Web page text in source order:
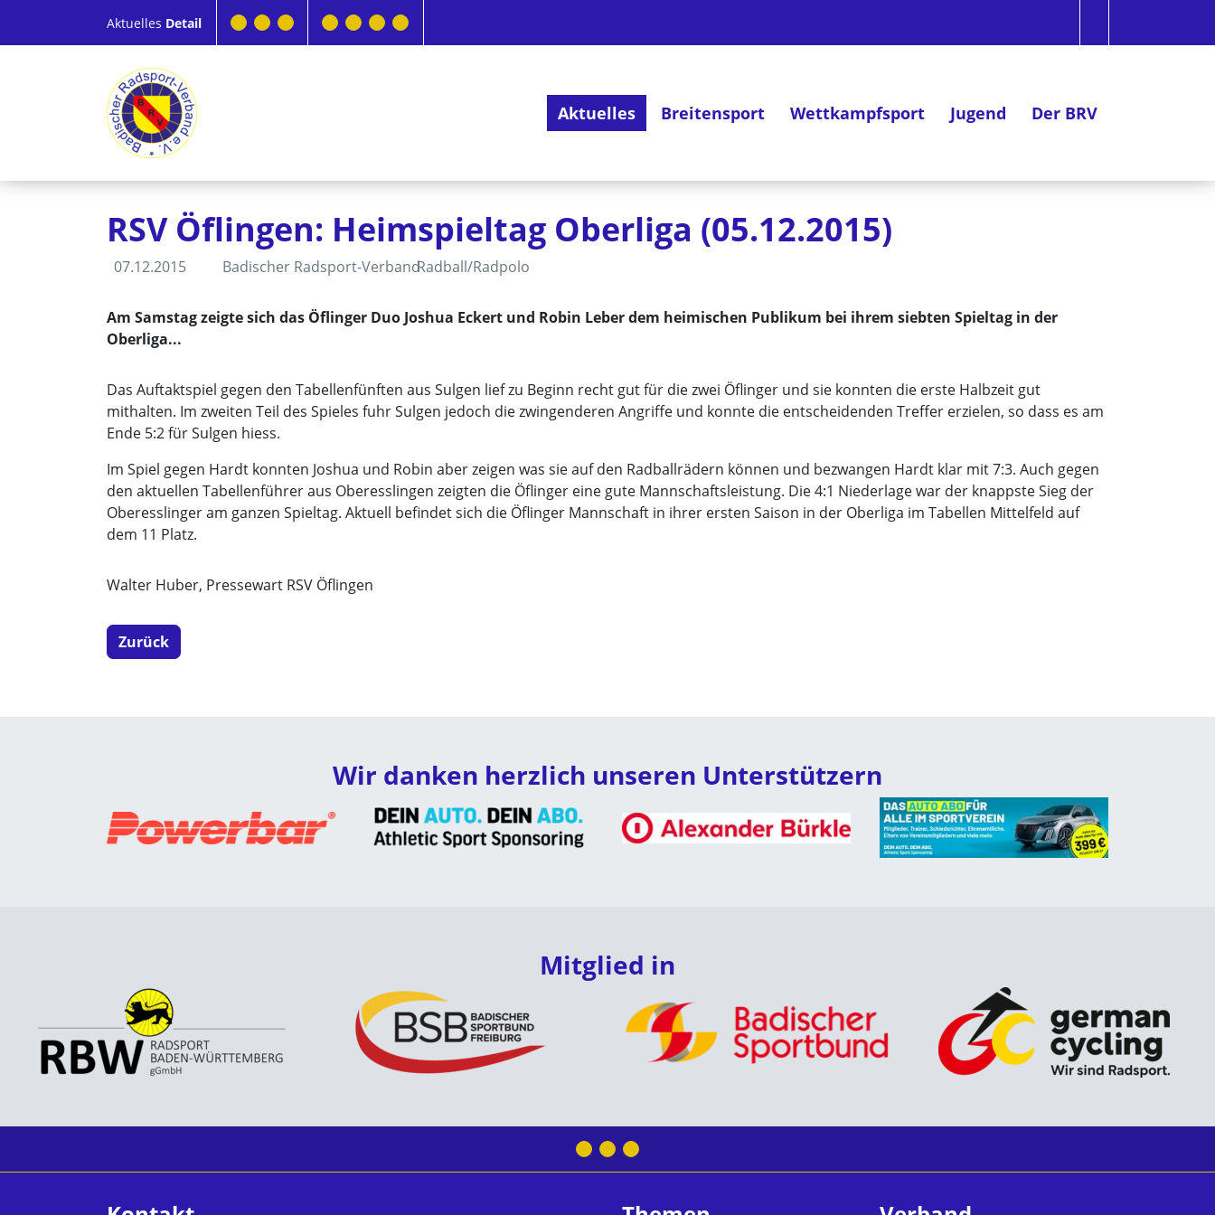
Aktuelles Detail
Aktuelles Breitensport Wettkampfsport Jugend Der BRV
RSV Öflingen: Heimspieltag Oberliga (05.12.2015)
07.12.2015 Badischer Radsport-VerbandRadball/Radpolo
Am Samstag zeigte sich das Öflinger Duo Joshua Eckert und Robin Leber dem heimischen Publikum bei ihrem siebten Spieltag in der
Oberliga...
Das Auftaktspiel gegen den Tabellenfünften aus Sulgen lief zu Beginn recht gut für die zwei Öflinger und sie konnten die erste Halbzeit gut
mithalten. Im zweiten Teil des Spieles fuhr Sulgen jedoch die zwingenderen Angriffe und konnte die entscheidenden Treffer erzielen, so dass es am
Ende 5:2 für Sulgen hiess.
Im Spiel gegen Hardt konnten Joshua und Robin aber zeigen was sie auf den Radballrädern können und bezwangen Hardt klar mit 7:3. Auch gegen
den aktuellen Tabellenführer aus Oberesslingen zeigten die Öflinger eine gute Mannschaftsleistung. Die 4:1 Niederlage war der knappste Sieg der
Oberesslinger am ganzen Spieltag. Aktuell befindet sich die Öflinger Mannschaft in ihrer ersten Saison in der Oberliga im Tabellen Mittelfeld auf
dem 11 Platz.
Walter Huber, Pressewart RSV Öflingen
Zurück
Wir danken herzlich unseren Unterstützern
Mitglied in